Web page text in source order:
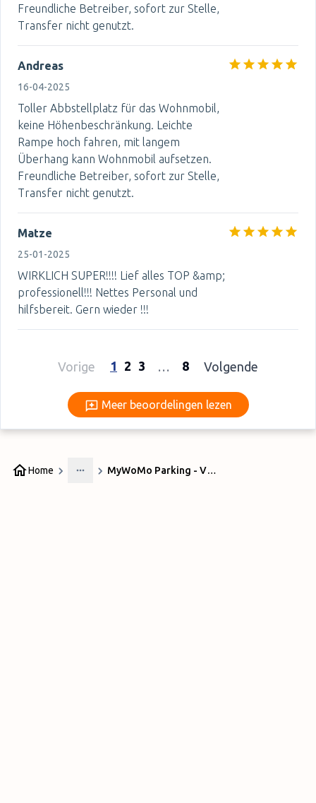
Freundliche Betreiber, sofort zur Stelle,
Transfer nicht genutzt.
Andreas
16-04-2025
Toller Abbstellplatz für das Wohnmobil,
keine Höhenbeschränkung. Leichte
Rampe hoch fahren, mit langem
Überhang kann Wohnmobil aufsetzen.
Freundliche Betreiber, sofort zur Stelle,
Transfer nicht genutzt.
Matze
25-01-2025
WIRKLICH SUPER!!!! Lief alles TOP &amp;
professionell!!! Nettes Personal und
hilfsbereit. Gern wieder !!!
Vorige 1 2 3 … 8 Volgende
Meer beoordelingen lezen
Meer beoordelingen lezen
Home
More
MyWoMo Parking - Valet